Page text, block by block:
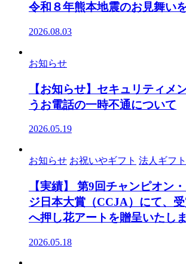
令和８年熊本地震のお見舞い
2026.08.03
お知らせ
【お知らせ】セキュリティメ
うお電話の一時不通について
2026.05.19
お知らせ お祝いやギフト 法人ギフト
【実績】 第9回チャンピオン
ジ日本大賞（CCJA）にて、
へ押し花アートを贈呈いたし
2026.05.18